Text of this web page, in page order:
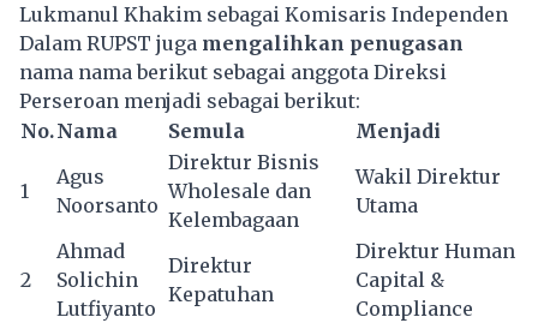
Lukmanul Khakim sebagai Komisaris Independen
Dalam RUPST juga mengalihkan penugasan
nama nama berikut sebagai anggota Direksi
Perseroan menjadi sebagai berikut:
No.Nama Semula Menjadi
1
Agus
Noorsanto
Direktur Bisnis
Wholesale dan
Kelembagaan
Wakil Direktur
Utama
2
Ahmad
Solichin
Lutfiyanto
Direktur
Kepatuhan
Direktur Human
Capital &
Compliance